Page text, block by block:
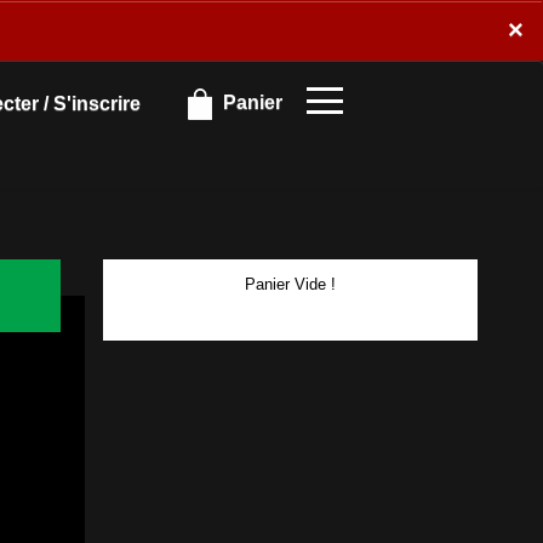
×
/ S'inscrire Panier
×
Panier Vide !